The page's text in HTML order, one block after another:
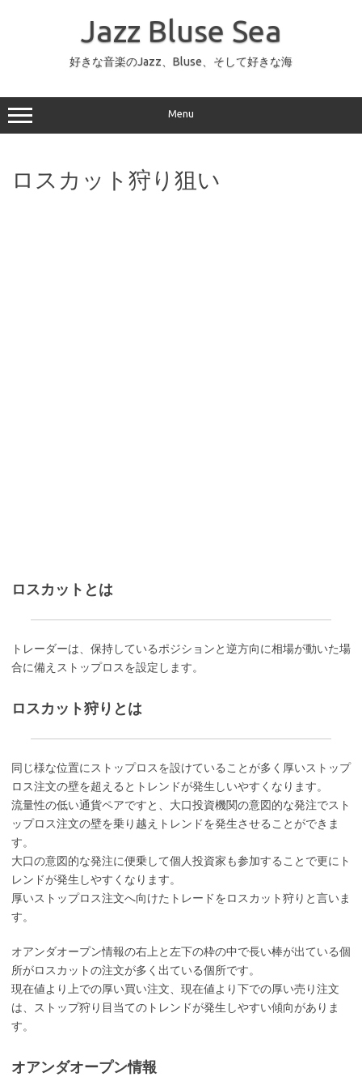
ッ
プ
Jazz Bluse Sea
好きな音楽のJazz、Bluse、そして好きな海
Menu
ロスカット狩り狙い
ロスカットとは
トレーダーは、保持しているポジションと逆方向に相場が動いた場
合に備えストップロスを設定します。
ロスカット狩りとは
同じ様な位置にストップロスを設けていることが多く厚いストップ
ロス注文の壁を超えるとトレンドが発生しいやすくなります。
流量性の低い通貨ペアですと、大口投資機関の意図的な発注でスト
ップロス注文の壁を乗り越えトレンドを発生させることができま
す。
大口の意図的な発注に便乗して個人投資家も参加することで更にト
レンドが発生しやすくなります。
厚いストップロス注文へ向けたトレードをロスカット狩りと言いま
す。
オアンダオープン情報の右上と左下の枠の中で長い棒が出ている個
所がロスカットの注文が多く出ている個所です。
現在値より上での厚い買い注文、現在値より下での厚い売り注文
は、ストップ狩り目当てのトレンドが発生しやすい傾向がありま
す。
オアンダオープン情報